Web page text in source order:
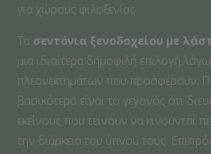
για χώρους φιλοξενίας.
Τα σεντόνια ξενοδοχείου με
μια ιδιαίτερα δημοφιλή επιλογή
πλεονεκτημάτων που προσφέρουν.
βασικότερο είναι το γεγονός ότι
εκείνους που τείνουν να κινούνται
την διάρκεια του ύπνου τους.